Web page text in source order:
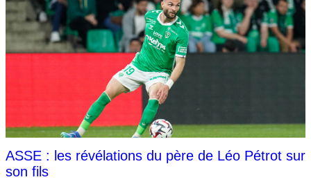
ASSE : les révélations du père de Léo Pétrot sur
son fils